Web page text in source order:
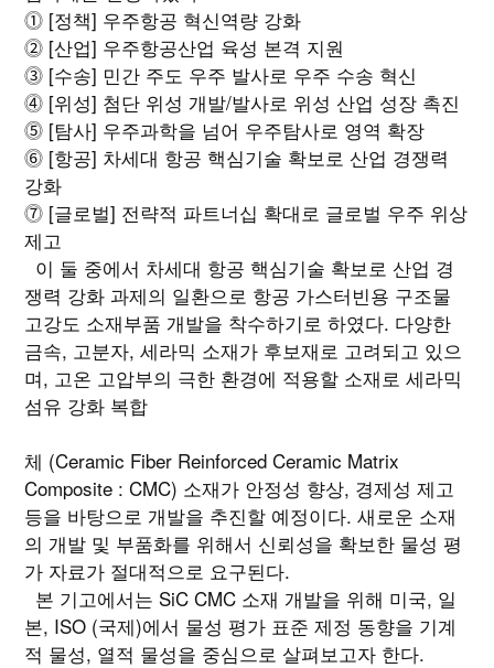
⓵ [정책] 우주항공 혁신역량 강화
⓶ [산업] 우주항공산업 육성 본격 지원
⓷ [수송] 민간 주도 우주 발사로 우주 수송 혁신
⓸ [위성] 첨단 위성 개발/발사로 위성 산업 성장 촉진
⓹ [탐사] 우주과학을 넘어 우주탐사로 영역 확장
⓺ [항공] 차세대 항공 핵심기술 확보로 산업 경쟁력
강화
⓻ [글로벌] 전략적 파트너십 확대로 글로벌 우주 위상
제고
이 둘 중에서 차세대 항공 핵심기술 확보로 산업 경
쟁력 강화 과제의 일환으로 항공 가스터빈용 구조물
고강도 소재부품 개발을 착수하기로 하였다. 다양한
금속, 고분자, 세라믹 소재가 후보재로 고려되고 있으
며, 고온 고압부의 극한 환경에 적용할 소재로 세라믹
섬유 강화 복합
체 (Ceramic Fiber Reinforced Ceramic Matrix
Composite : CMC) 소재가 안정성 향상, 경제성 제고
등을 바탕으로 개발을 추진할 예정이다. 새로운 소재
의 개발 및 부품화를 위해서 신뢰성을 확보한 물성 평
가 자료가 절대적으로 요구된다.
본 기고에서는 SiC CMC 소재 개발을 위해 미국, 일
본, ISO (국제)에서 물성 평가 표준 제정 동향을 기계
적 물성, 열적 물성을 중심으로 살펴보고자 한다.